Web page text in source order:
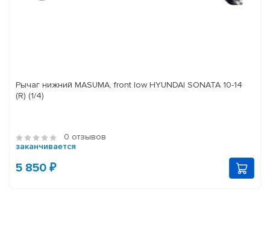
Рычаг нижний MASUMA, front low HYUNDAI SONATA 10-14
(R) (1/4)
0 отзывов
заканчивается
5 850 ₽